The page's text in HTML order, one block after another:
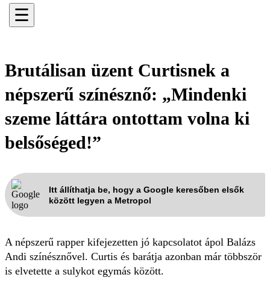
☰
Brutálisan üzent Curtisnek a
népszerű színésznő: „Mindenki
szeme láttára ontottam volna ki
belsőséged!”
Itt állíthatja be, hogy a Google keresőben elsők
között legyen a Metropol
A népszerű rapper kifejezetten jó kapcsolatot ápol Balázs
Andi színésznővel. Curtis és barátja azonban már többször
is elvetette a sulykot egymás között.